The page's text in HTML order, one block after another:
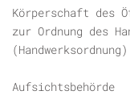
Körperschaft des
zur Ordnung des
Aufsichtsbehörde